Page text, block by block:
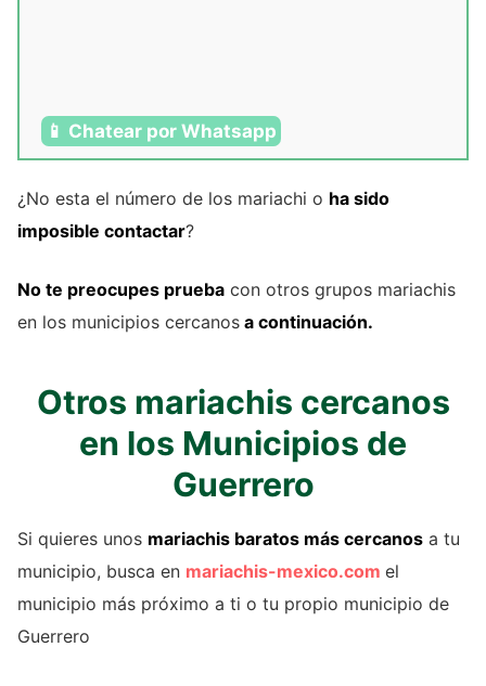
📱 Chatear por Whatsapp
¿No esta el número de los mariachi o ha sido
imposible contactar?
No te preocupes prueba con otros grupos mariachis
en los municipios cercanos a continuación.
Otros mariachis cercanos
en los Municipios de
Guerrero
Si quieres unos mariachis baratos más cercanos a tu
municipio, busca en mariachis-mexico.com el
municipio más próximo a ti o tu propio municipio de
Guerrero